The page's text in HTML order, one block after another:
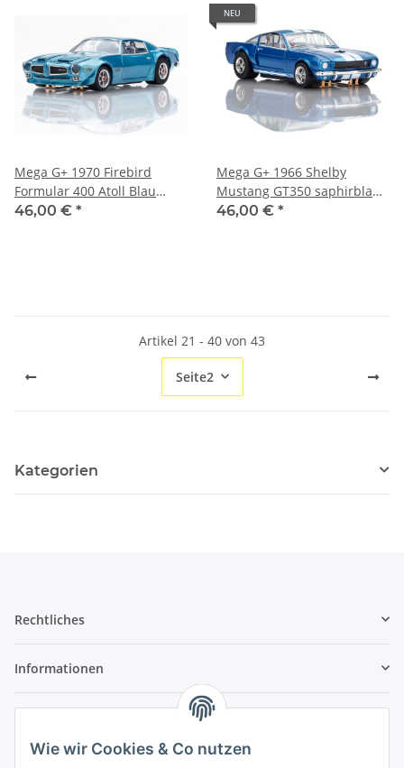
Wie wir Cookies & Co nutzen
Mega G+ 1970 Firebird
Formular 400 Atoll Blau
Metallic
46,00 € *
NEU
Mega G+ 1966 Shelby
Mustang GT350 saphirblau
mit weißen Streifen
46,00 € *
Artikel 21 - 40 von 43
Seite2
Kategorien
Rechtliches
Informationen